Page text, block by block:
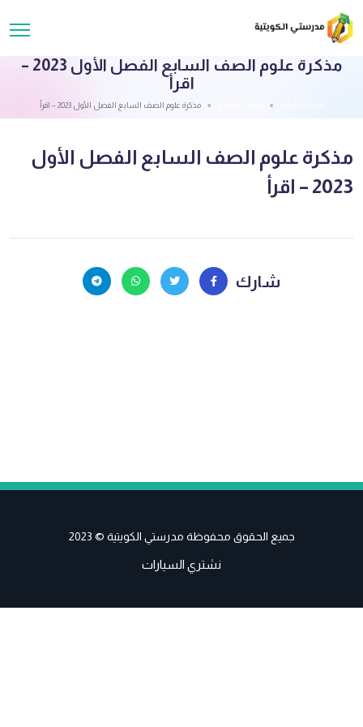
مذكرة علوم الصف السابع الفصل الأول 2023 –
اقرأ
مذكرة علوم الصف السابع الفصل الأول 2023 – اقرأ
مذكرة علوم الصف السابع الفصل الأول
2023 – اقرأ
شارك
جميع الحقوق محفوظة مدرستي الكويتية © 2023
نشتري السيارات